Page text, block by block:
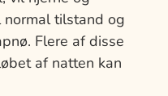
tilstand og
Flere af disse
af natten kan